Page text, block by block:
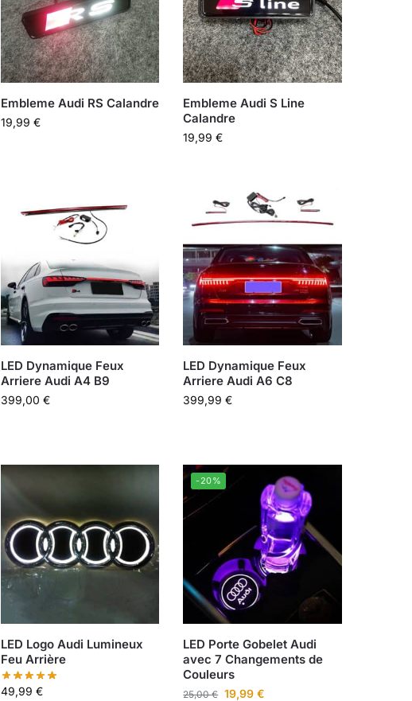
Embleme Audi RS Calandre​
19,99 €
Embleme Audi S Line
Calandre
19,99€
LED Dynamique Feux
Arriere Audi A4 B9
399,00 €
LED Dynamique Feux
Arriere Audi A6 C8
399,99€
LED Logo Audi Lumineux
Feu Arrière
49,99 €
-20%
LED Porte Gobelet Audi
avec 7 Changements de
Couleurs
25,00€ 19,99€